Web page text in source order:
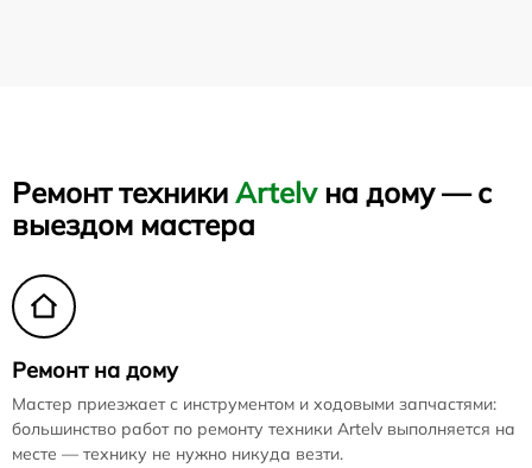
Ремонт техники Artelvна дому — с
выездом мастера
Ремонт на дому
Мастер приезжает с инструментом и ходовыми запчастями:
большинство работ по ремонту техники Artelv выполняется на
месте — технику не нужно никуда везти.